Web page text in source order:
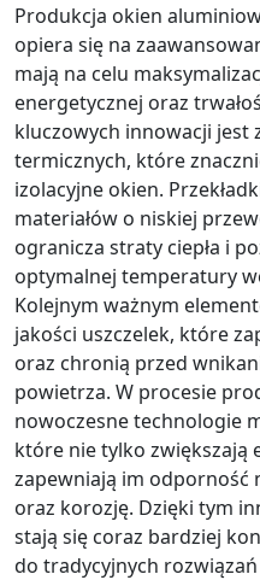
Produkcja okien
opiera się na
mają na celu
energetycznej oraz
kluczowych innowacji jest
termicznych, które
izolacyjne okien.
materiałów o niskiej
ogranicza straty ciepła i
optymalnej temperatury
Kolejnym ważnym
jakości uszczelek, które
oraz chronią przed
powietrza. W procesie
nowoczesne technologie
które nie tylko zwiększają
zapewniają im odporność
oraz korozję. Dzięki tym
stają się coraz bardziej
do tradycyjnych rozwiązań